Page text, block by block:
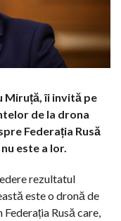
Miruță, îi invită pe
de la drona
Federația Rusă
este a lor.
rezultatul
este o dronă de
Rusă care,